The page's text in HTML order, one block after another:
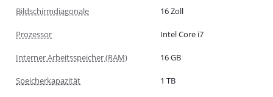
Bildschirmdiagonale 16 Zoll
Prozessor Intel Core i7
Interner Arbeitsspeicher (RAM) 16 GB
Speicherkapazität 1 TB